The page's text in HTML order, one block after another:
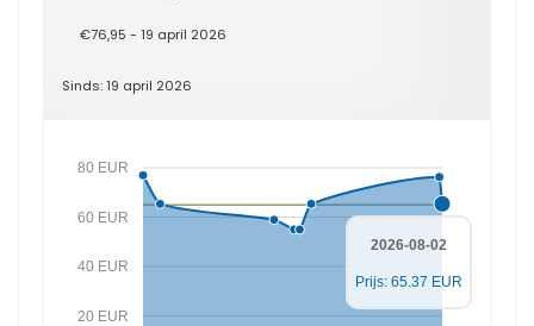
€76,95 - 19 april 2026
Sinds: 19 april 2026
20 EUR
40 EUR
60 EUR
80 EUR
2026-08-02
Prijs: 65.37 EUR